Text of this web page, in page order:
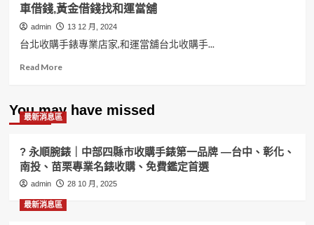
車借錢,黃金借錢找和運當舖
admin 13 12 月, 2024
台北收購手錶專業店家,和運當舖台北收購手...
Read MoreRead
台
北
購
手
錶
專
業
店
You may have missed
最新消息區
? 永順腕錶｜中部四縣市收購手錶第一品牌 —台中、彰化、
南投、苗栗專業名錶收購、免費鑑定首選
admin 28 10 月, 2025
最新消息區